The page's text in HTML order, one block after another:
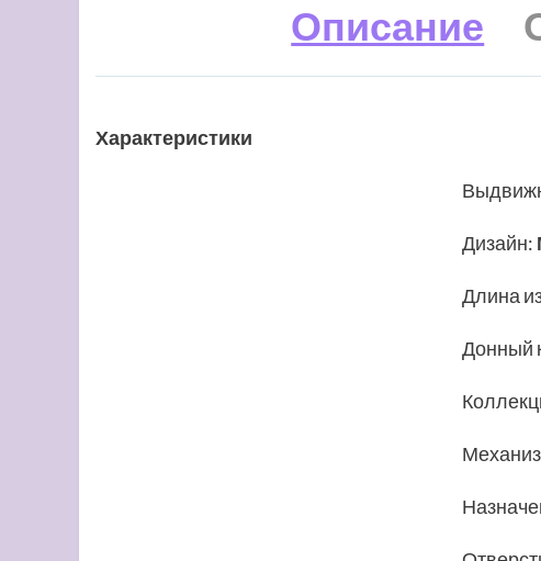
Описание
Характеристики
Дизайн:
Длина
Донный